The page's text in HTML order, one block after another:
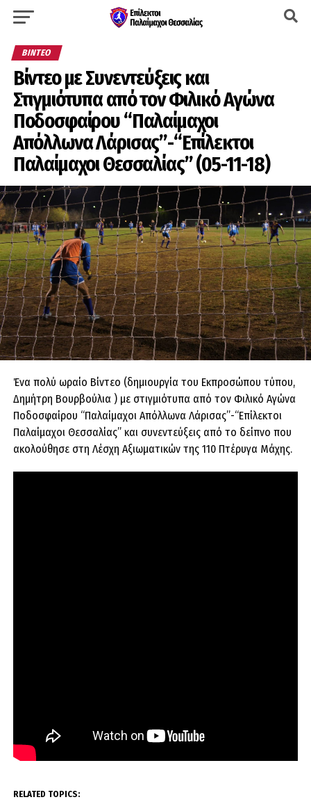
ΒΊΝΤΕΟ
Βίντεο με Συνεντεύξεις και
Στιγμιότυπα από τον Φιλικό Αγώνα
Ποδοσφαίρου “Παλαίμαχοι
Απόλλωνα Λάρισας”-“Επίλεκτοι
Παλαίμαχοι Θεσσαλίας” (05-11-18)
Ένα πολύ ωραίο Βίντεο (δημιουργία του Εκπροσώπου τύπου,
Δημήτρη Βουρβούλια ) με στιγμιότυπα από τον Φιλικό Αγώνα
Ποδοσφαίρου “Παλαίμαχοι Απόλλωνα Λάρισας”-“Επίλεκτοι
Παλαίμαχοι Θεσσαλίας” και συνεντεύξεις από το δείπνο που
ακολούθησε στη Λέσχη Αξιωματικών της 110 Πτέρυγα Μάχης.
RELATED TOPICS: